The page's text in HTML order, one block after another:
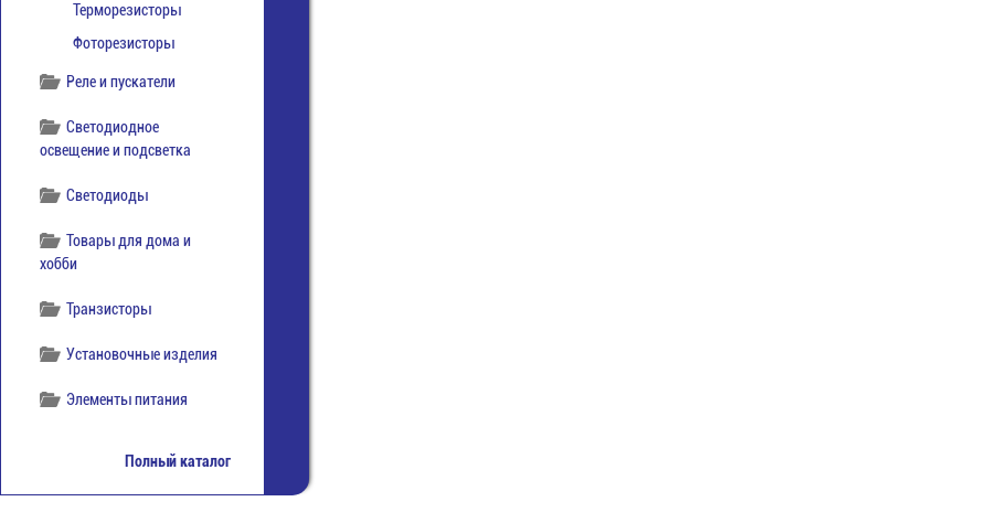
Терморезисторы
Фоторезисторы
Реле и пускатели
Светодиодное
освещение и подсветка
Светодиоды
Товары для дома и
хобби
Транзисторы
Установочные изделия
Элементы питания
Полный каталог